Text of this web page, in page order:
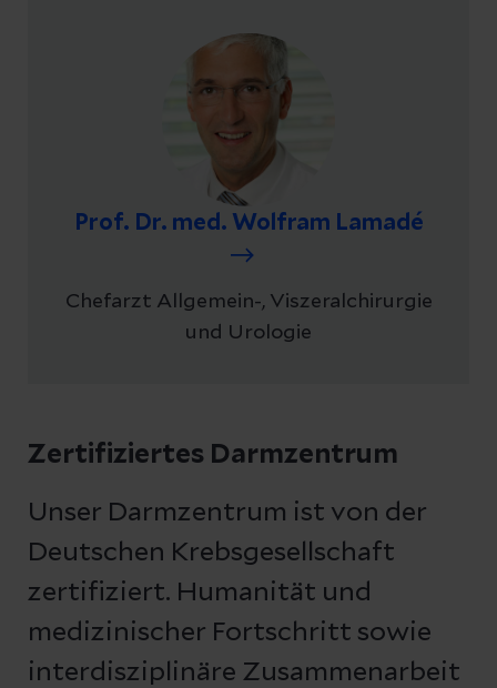
Prof. Dr. med. Wolfram Lamadé
Chefarzt Allgemein-, Viszeralchirurgie
und Urologie
Zertifiziertes Darmzentrum
Unser Darmzentrum ist von der
Deutschen Krebsgesellschaft
zertifiziert. Humanität und
medizinischer Fortschritt sowie
interdisziplinäre Zusammenarbeit